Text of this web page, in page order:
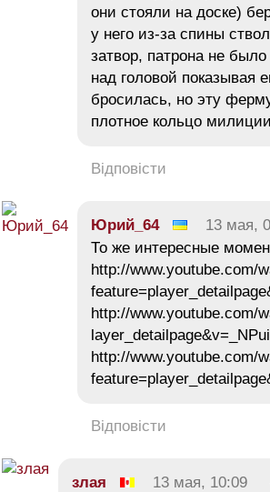
они стояли на доске)
у него из-за спины
затвор, патрона не
над головой показывая
бросилась, но эту
плотное кольцо
Відповісти
Юрий_64 13 мая,
То же интересные
http://www.youtube.com/
http://www.youtube.com/
http://www.youtube.com/
Відповісти
злая 13 мая, 10:09